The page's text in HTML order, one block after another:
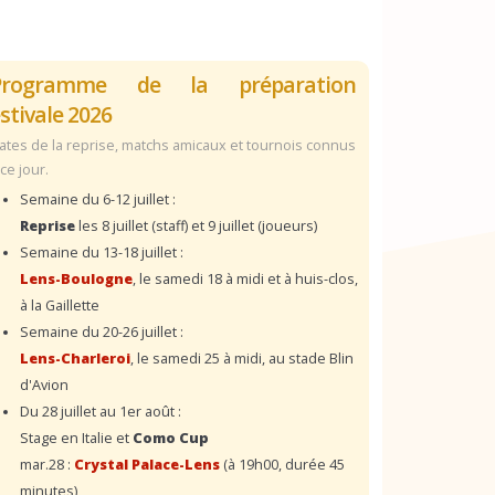
de la préparation
2026
de la reprise, matchs amicaux et tournois connus
jour.
Semaine du 6-12 juillet :
Repriseles 8 juillet (staff) et 9 juillet (joueurs)
Semaine du 13-18 juillet :
Lens-Boulogne, le samedi 18 à midi et à huis-clos,
à la Gaillette
Semaine du 20-26 juillet :
Lens-Charleroi, le samedi 25 à midi, au stade Blin
d'Avion
Du 28 juillet au 1er août :
Stage en Italie et Como Cup
mar.28 : Crystal Palace-Lens (à 19h00, durée 45
minutes)